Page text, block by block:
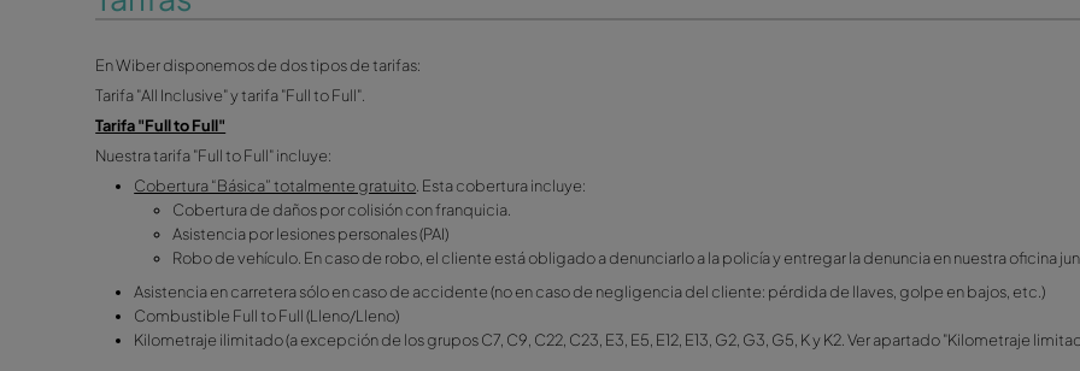
Términos y Condiciones
Tarifas
En Wiber disponemos de dos tipos de tarifas:
Tarifa "Full to Full"
Nuestra tarifa "Full to Full" incluye: